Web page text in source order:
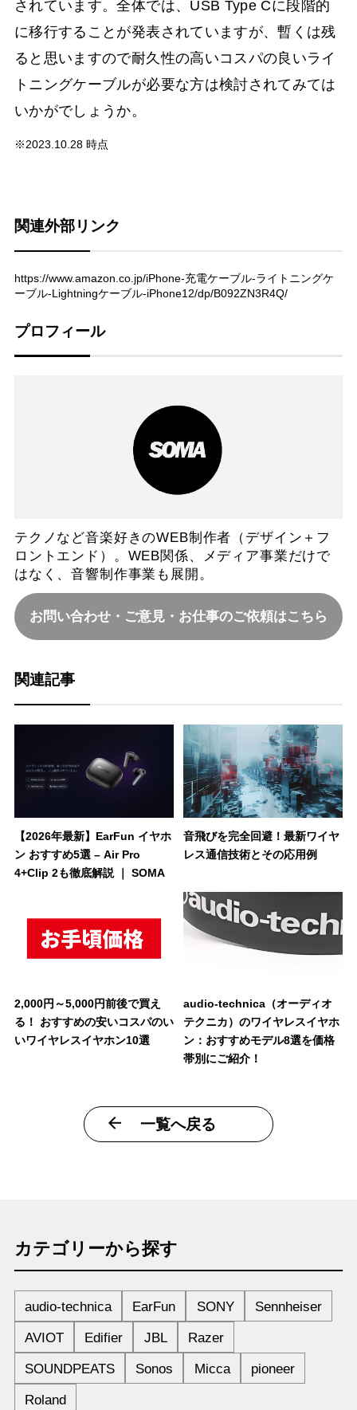
されています。全体では、USB Type Cに段階的
に移行することが発表されていますが、暫くは残
ると思いますので耐久性の高いコスパの良いライ
トニングケーブルが必要な方は検討されてみては
いかがでしょうか。
※2023.10.28 時点
関連外部リンク
https://www.amazon.co.jp/iPhone-充電ケーブル-ライトニングケ
ーブル-Lightningケーブル-iPhone12/dp/B092ZN3R4Q/
プロフィール
テクノなど音楽好きのWEB制作者（デザイン＋フ
ロントエンド）。WEB関係、メディア事業だけで
はなく、音響制作事業も展開。
お問い合わせ・ご意見・お仕事のご依頼はこちら
関連記事
【2026年最新】EarFun イヤホ
ン おすすめ5選 – Air Pro
4+Clip 2も徹底解説 ｜ SOMA
音飛びを完全回避！最新ワイヤ
レス通信技術とその応用例
2,000円～5,000円前後で買え
る！ おすすめの安いコスパのい
いワイヤレスイヤホン10選
audio-technica（オーディオ
テクニカ）のワイヤレスイヤホ
ン：おすすめモデル8選を価格
帯別にご紹介！
一覧へ戻る
カテゴリーから探す
audio-technica EarFun SONY Sennheiser
AVIOT Edifier JBL Razer
SOUNDPEATS Sonos Micca pioneer
Roland